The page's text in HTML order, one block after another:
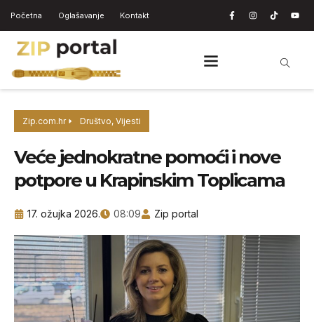
Početna Oglašavanje Kontakt
Zip.com.hr Društvo, Vijesti
Veće jednokratne pomoći i nove
potpore u Krapinskim Toplicama
17. ožujka 2026. 08:09 Zip portal